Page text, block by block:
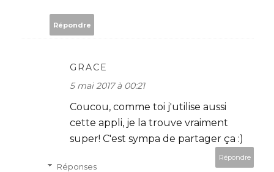
Répondre
GRACE
5 mai 2017 à 00:21
Coucou, comme toi j'utilise aussi
cette appli, je la trouve vraiment
super! C'est sympa de partager ça :)
Répondre
Réponses